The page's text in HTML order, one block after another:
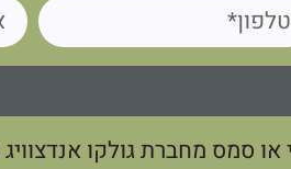
סמס מחברת גולקו